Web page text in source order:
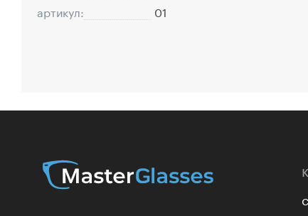
артикул:
01